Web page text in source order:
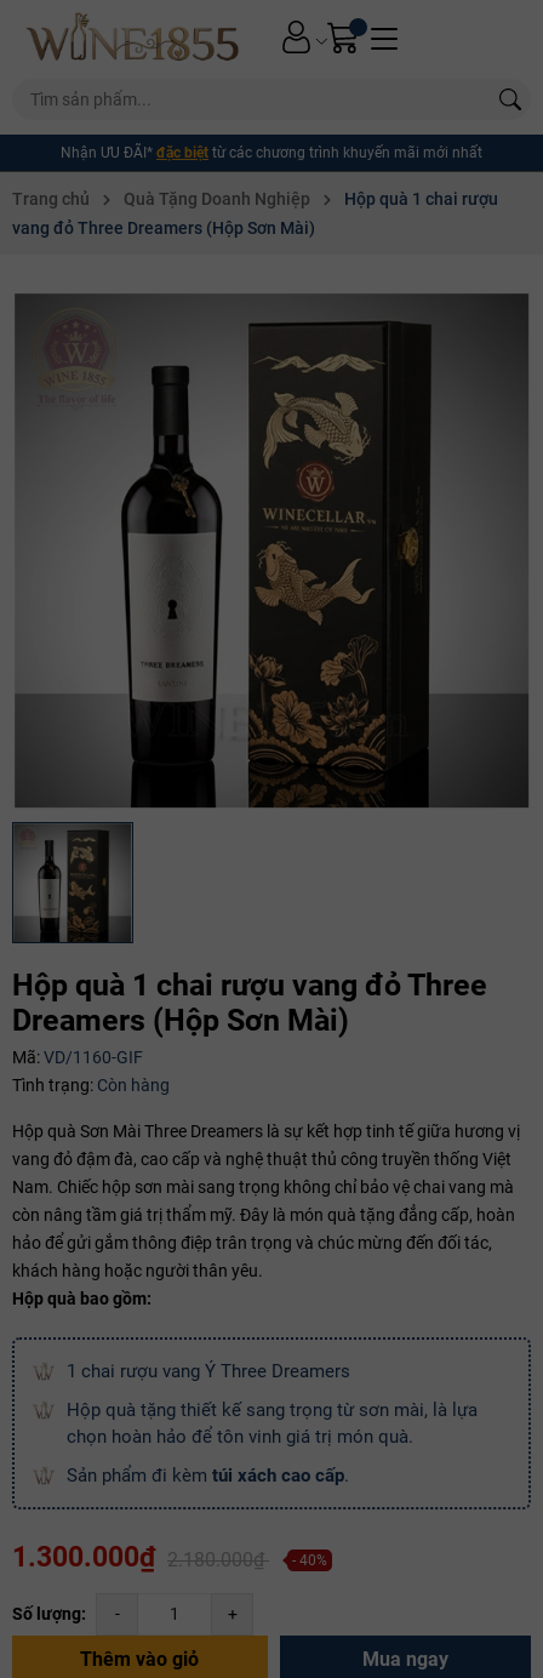
Nhận ƯU ĐÃI* đặc biệt từ các chương trình khuyến mãi mới nhất
Trang chủ Quà Tặng Doanh Nghiệp
Hộp quà 1 chai rượu
vang đỏ Three Dreamers (Hộp Sơn Mài)
Hộp quà 1 chai rượu vang đỏ Three
Dreamers (Hộp Sơn Mài)
Mã:VD/1160-GIF
Tình trạng: Còn hàng
Hộp quà Sơn Mài Three Dreamers là sự kết hợp tinh tế giữa hương vị
vang đỏ đậm đà, cao cấp và nghệ thuật thủ công truyền thống Việt
Nam. Chiếc hộp sơn mài sang trọng không chỉ bảo vệ chai vang mà
còn nâng tầm giá trị thẩm mỹ. Đây là món quà tặng đẳng cấp, hoàn
hảo để gửi gắm thông điệp trân trọng và chúc mừng đến đối tác,
khách hàng hoặc người thân yêu.
Hộp quà bao gồm:
1 chai rượu vang Ý Three Dreamers
Hộp quà tặng thiết kế sang trọng từ sơn mài, là lựa
chọn hoàn hảo để tôn vinh giá trị món quà.
Sản phẩm đi kèm túi xách cao cấp.
1.300.000₫ 2.180.000₫ - 40%
Số lượng: - +
Thêm vào giỏ Mua ngay
Mã giảm giá:
Điều kiện:
Copy mã và nhập mã ở trang THANH TOÁN bạn nhé!